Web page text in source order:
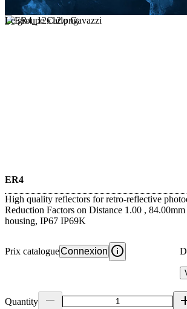
Le groupe Carlo Gavazzi
ER4
High quality reflectors for retro-reflective
Reduction Factors on Distance 1.00 ,
housing, IP67 IP69K
Prix catalogueConnexion
Quantity